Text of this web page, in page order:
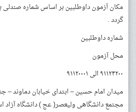
مکان آزمون داوطلبین بر اساس شماره
گردد .
شماره داوطلبین
محل آزمون
۹۱۱۲۴۲۰۰ الی ۹۱۱۲۰۰۰۱
میدان امام حسین – ابتدای خیابان دماوند –
مجتمع دانشگاهی ولیعصر( عج ) دانشگاه آزاد